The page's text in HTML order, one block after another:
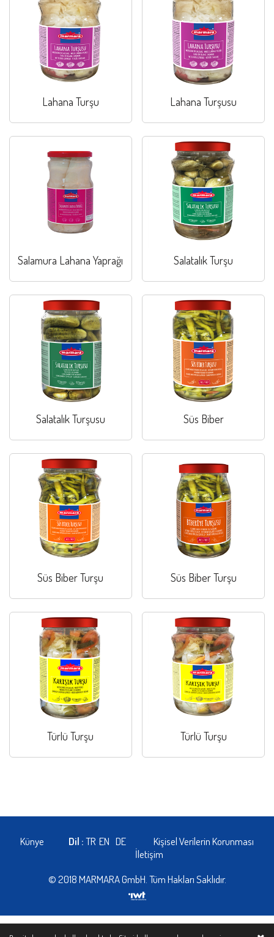
Lahana Turşu Lahana Turşusu
Salamura Lahana Yaprağı Salatalık Turşu
Salatalık Turşusu Süs Biber
Süs Biber Turşu Süs Biber Turşu
Türlü Turşu Türlü Turşu
Künye Dil :TR EN DE
Kişisel Verilerin Korunması
İletişim
© 2018 MARMARA GmbH. Tüm Hakları Saklıdır.